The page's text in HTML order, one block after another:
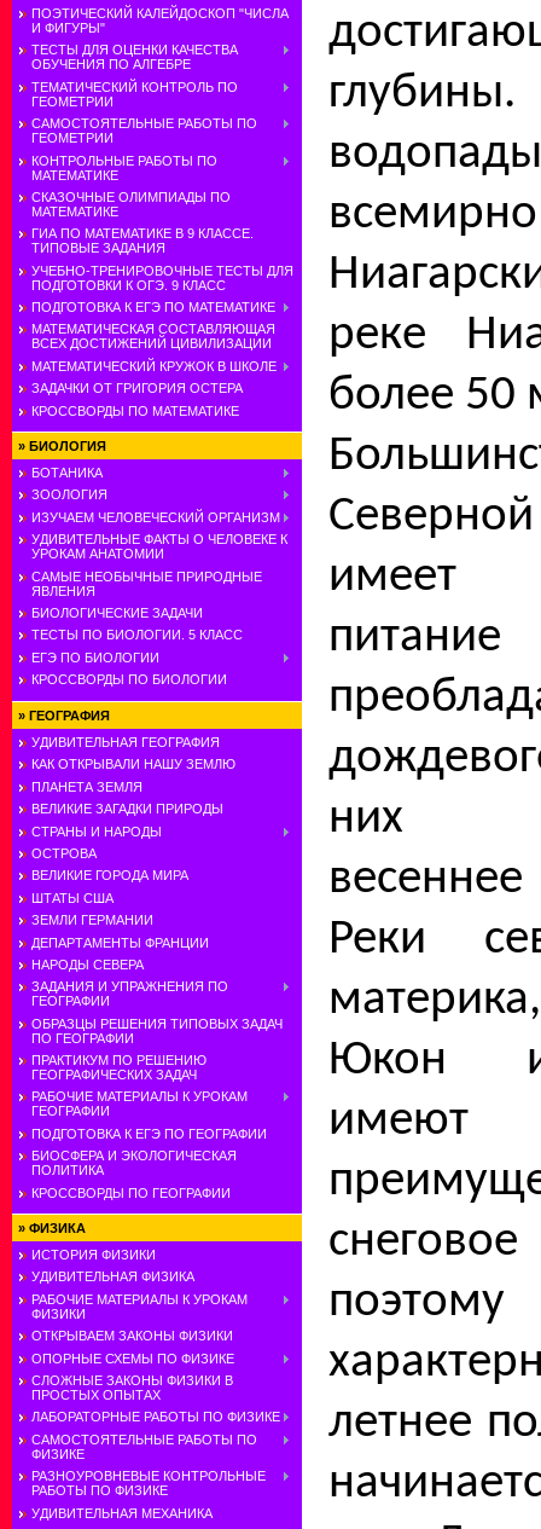
ПОЭТИЧЕСКИЙ КАЛЕЙДОСКОП "ЧИСЛА
И ФИГУРЫ"
ТЕСТЫ ДЛЯ ОЦЕНКИ КАЧЕСТВА
ОБУЧЕНИЯ ПО АЛГЕБРЕ
ТЕМАТИЧЕСКИЙ КОНТРОЛЬ ПО
ГЕОМЕТРИИ
САМОСТОЯТЕЛЬНЫЕ РАБОТЫ ПО
ГЕОМЕТРИИ
КОНТРОЛЬНЫЕ РАБОТЫ ПО
МАТЕМАТИКЕ
СКАЗОЧНЫЕ ОЛИМПИАДЫ ПО
МАТЕМАТИКЕ
ГИА ПО МАТЕМАТИКЕ В 9 КЛАССЕ.
ТИПОВЫЕ ЗАДАНИЯ
УЧЕБНО-ТРЕНИРОВОЧНЫЕ ТЕСТЫ ДЛЯ
ПОДГОТОВКИ К ОГЭ. 9 КЛАСС
ПОДГОТОВКА К ЕГЭ ПО МАТЕМАТИКЕ
МАТЕМАТИЧЕСКАЯ СОСТАВЛЯЮЩАЯ
ВСЕХ ДОСТИЖЕНИЙ ЦИВИЛИЗАЦИИ
МАТЕМАТИЧЕСКИЙ КРУЖОК В ШКОЛЕ
ЗАДАЧКИ ОТ ГРИГОРИЯ ОСТЕРА
КРОССВОРДЫ ПО МАТЕМАТИКЕ
» БИОЛОГИЯ
БОТАНИКА
ЗООЛОГИЯ
ИЗУЧАЕМ ЧЕЛОВЕЧЕСКИЙ ОРГАНИЗМ
УДИВИТЕЛЬНЫЕ ФАКТЫ О ЧЕЛОВЕКЕ К
УРОКАМ АНАТОМИИ
САМЫЕ НЕОБЫЧНЫЕ ПРИРОДНЫЕ
ЯВЛЕНИЯ
БИОЛОГИЧЕСКИЕ ЗАДАЧИ
ТЕСТЫ ПО БИОЛОГИИ. 5 КЛАСС
ЕГЭ ПО БИОЛОГИИ
КРОССВОРДЫ ПО БИОЛОГИИ
» ГЕОГРАФИЯ
УДИВИТЕЛЬНАЯ ГЕОГРАФИЯ
КАК ОТКРЫВАЛИ НАШУ ЗЕМЛЮ
ПЛАНЕТА ЗЕМЛЯ
ВЕЛИКИЕ ЗАГАДКИ ПРИРОДЫ
СТРАНЫ И НАРОДЫ
ОСТРОВА
ВЕЛИКИЕ ГОРОДА МИРА
ШТАТЫ США
ЗЕМЛИ ГЕРМАНИИ
ДЕПАРТАМЕНТЫ ФРАНЦИИ
НАРОДЫ СЕВЕРА
ЗАДАНИЯ И УПРАЖНЕНИЯ ПО
ГЕОГРАФИИ
ОБРАЗЦЫ РЕШЕНИЯ ТИПОВЫХ ЗАДАЧ
ПО ГЕОГРАФИИ
ПРАКТИКУМ ПО РЕШЕНИЮ
ГЕОГРАФИЧЕСКИХ ЗАДАЧ
РАБОЧИЕ МАТЕРИАЛЫ К УРОКАМ
ГЕОГРАФИИ
ПОДГОТОВКА К ЕГЭ ПО ГЕОГРАФИИ
БИОСФЕРА И ЭКОЛОГИЧЕСКАЯ
ПОЛИТИКА
КРОССВОРДЫ ПО ГЕОГРАФИИ
» ФИЗИКА
ИСТОРИЯ ФИЗИКИ
УДИВИТЕЛЬНАЯ ФИЗИКА
РАБОЧИЕ МАТЕРИАЛЫ К УРОКАМ
ФИЗИКИ
ОТКРЫВАЕМ ЗАКОНЫ ФИЗИКИ
ОПОРНЫЕ СХЕМЫ ПО ФИЗИКЕ
СЛОЖНЫЕ ЗАКОНЫ ФИЗИКИ В
ПРОСТЫХ ОПЫТАХ
ЛАБОРАТОРНЫЕ РАБОТЫ ПО ФИЗИКЕ
САМОСТОЯТЕЛЬНЫЕ РАБОТЫ ПО
ФИЗИКЕ
РАЗНОУРОВНЕВЫЕ КОНТРОЛЬНЫЕ
РАБОТЫ ПО ФИЗИКЕ
УДИВИТЕЛЬНАЯ МЕХАНИКА
реке
более 50
имеет
них
Реки
Юкон
имеют
летнее